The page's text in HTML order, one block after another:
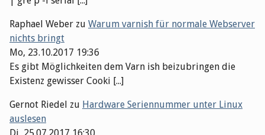
Raphael Weber zu Warum varnish für normale Webserver
nichts bringt
Mo, 23.10.2017 19:36
Es gibt Möglichkeiten dem Varn ish beizubringen die
Existenz gewisser Cooki [...]
Gernot Riedel zu Hardware Seriennummer unter Linux
auslesen